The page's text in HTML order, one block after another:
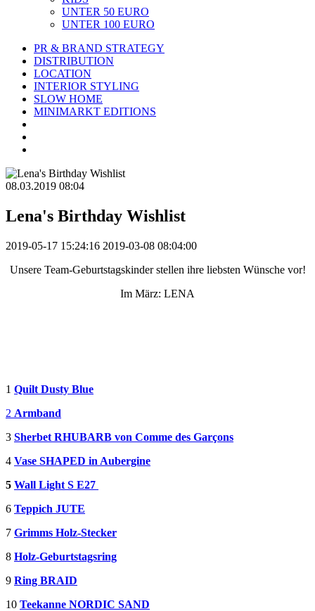
UNTER 50 EURO
UNTER 100 EURO
PR & BRAND STRATEGY
DISTRIBUTION
LOCATION
INTERIOR STYLING
SLOW HOME
MINIMARKT EDITIONS
08.03.2019 08:04
Lena's Birthday Wishlist
2019-05-17 15:24:16 2019-03-08 08:04:00
Unsere Team-Geburtstagskinder stellen ihre liebsten Wünsche vor!
Im März: LENA
1 Quilt Dusty Blue
2 Armband
3 Sherbet RHUBARB von Comme des Garçons
4 Vase SHAPED in Aubergine
5 Wall Light S E27
6 Teppich JUTE
7 Grimms Holz-Stecker
8 Holz-Geburtstagsring
9 Ring BRAID
10 Teekanne NORDIC SAND